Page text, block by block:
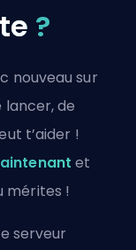
?
nouveau sur
de
t’aider !
et
mérites !
serveur